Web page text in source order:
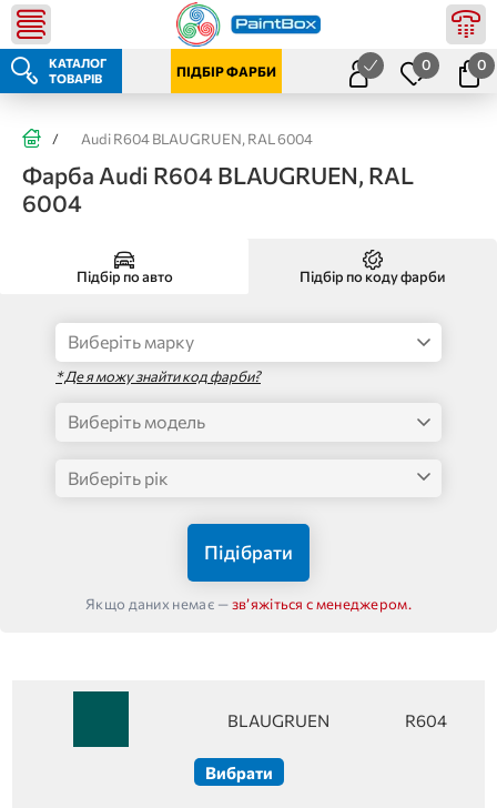
КАТАЛОГ
ТОВАРІВ
ПІДБІР ФАРБИ 0 0
/ Audi R604 BLAUGRUEN, RAL 6004
Фарба Audi R604 BLAUGRUEN, RAL
6004
Підбір по авто Підбір по коду фарби
* Де я можу знайти код фарби?
Підібрати
Якщо даних немає —звʼяжіться с менеджером.
BLAUGRUEN R604
Вибрати